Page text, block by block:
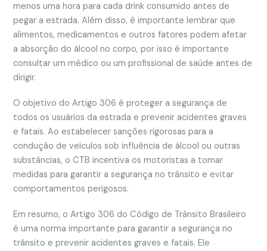
menos uma hora para cada drink consumido antes de
pegar a estrada. Além disso, é importante lembrar que
alimentos, medicamentos e outros fatores podem afetar
a absorção do álcool no corpo, por isso é importante
consultar um médico ou um profissional de saúde antes de
dirigir.
O objetivo do Artigo 306 é proteger a segurança de
todos os usuários da estrada e prevenir acidentes graves
e fatais. Ao estabelecer sanções rigorosas para a
condução de veículos sob influência de álcool ou outras
substâncias, o CTB incentiva os motoristas a tomar
medidas para garantir a segurança no trânsito e evitar
comportamentos perigosos.
Em resumo, o Artigo 306 do Código de Trânsito Brasileiro
é uma norma importante para garantir a segurança no
trânsito e prevenir acidentes graves e fatais. Ele